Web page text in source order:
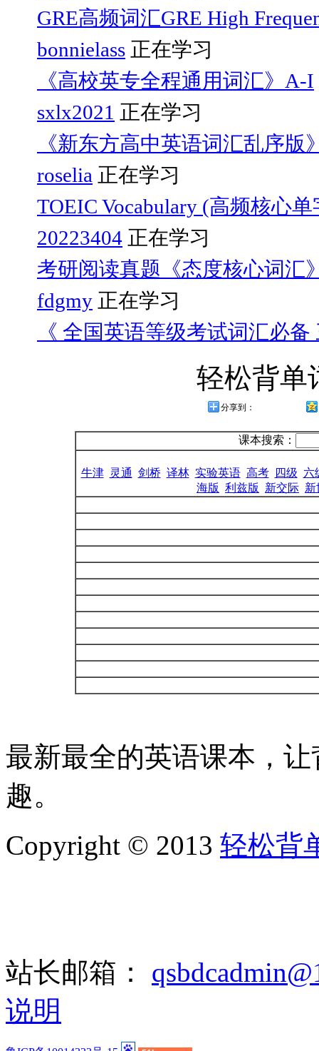
GRE高频词汇GRE High
bonnielass 正在学习
《高校英专全程通用词汇》A-I
sxlx2021 正在学习
《新东方高中英语词汇乱序版
roselia 正在学习
TOEIC Vocabulary (高频核心
20223404 正在学习
考研阅读真题《态度核心词汇
fdgmy 正在学习
《 全国英语等级考试词汇必备
轻松背单
分享到：
课本搜索：
牛津 灵通 剑桥 译林 实验英语 高考 四级 六
海版 利兹版 新交际 新
最新最全的英语课本，
趣。
Copyright © 2013 轻松背
站长邮箱：
说明